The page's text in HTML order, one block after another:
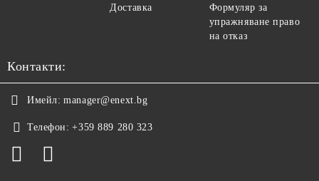
Доставка
Формуляр за
упражняване право
на отказ
Контакти:
Имейл: manager@enext.bg
Телефон: +359 889 280 323